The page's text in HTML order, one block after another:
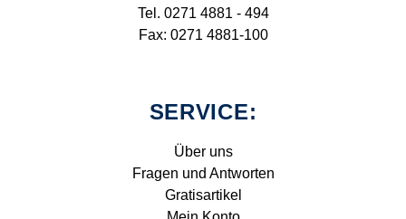
Tel. 0271 4881 - 494
Fax: 0271 4881-100
SERVICE:
Über uns
Fragen und Antworten
Gratisartikel